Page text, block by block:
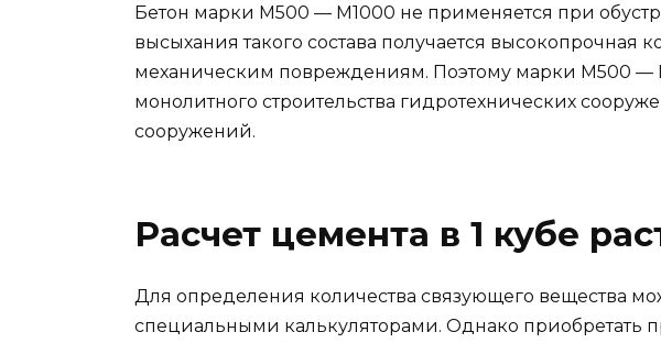
Бетон марки М500 — М1000 не применяется при
высыхания такого состава получается высокопрочная
механическим повреждениям. Поэтому марки М500 —
монолитного строительства гидротехнических
сооружений.
Расчет цемента в 1 кубе
Для определения количества связующего вещества
специальными калькуляторами. Однако приобретать